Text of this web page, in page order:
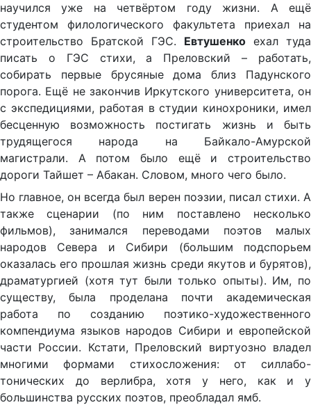
научился уже на четвёртом году жизни. А ещё
студентом филологического факультета приехал на
строительство Братской ГЭС. Евтушенко ехал туда
писать о ГЭС стихи, а Преловский – работать,
собирать первые брусяные дома близ Падунского
порога. Ещё не закончив Иркутского университета, он
с экспедициями, работая в студии кинохроники, имел
бесценную возможность постигать жизнь и быть
трудящегося народа на Байкало-Амурской
магистрали. А потом было ещё и строительство
дороги Тайшет – Абакан. Словом, много чего было.
Но главное, он всегда был верен поэзии, писал стихи. А
также сценарии (по ним поставлено несколько
фильмов), занимался переводами поэтов малых
народов Севера и Сибири (большим подспорьем
оказалась его прошлая жизнь среди якутов и бурятов),
драматургией (хотя тут были только опыты). Им, по
существу, была проделана почти академическая
работа по созданию поэтико-художественного
компендиума языков народов Сибири и европейской
части России. Кстати, Преловский виртуозно владел
многими формами стихосложения: от силлабо-
тонических до верлибра, хотя у него, как и у
большинства русских поэтов, преобладал ямб.